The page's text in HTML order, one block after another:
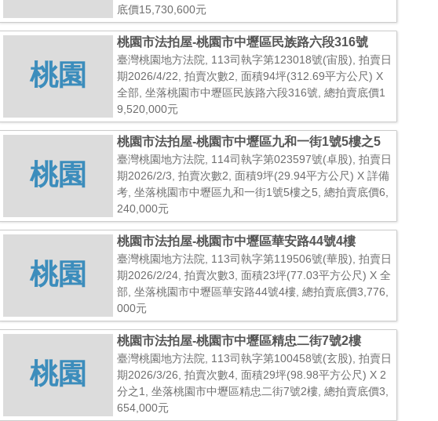
底價15,730,600元
桃園
桃園市法拍屋-桃園市中壢區民族路六段316號
臺灣桃園地方法院, 113司執字第123018號(宙股), 拍賣日
期2026/4/22, 拍賣次數2, 面積94坪(312.69平方公尺) X
全部, 坐落桃園市中壢區民族路六段316號, 總拍賣底價1
9,520,000元
桃園
桃園市法拍屋-桃園市中壢區九和一街1號5樓之5
臺灣桃園地方法院, 114司執字第023597號(卓股), 拍賣日
期2026/2/3, 拍賣次數2, 面積9坪(29.94平方公尺) X 詳備
考, 坐落桃園市中壢區九和一街1號5樓之5, 總拍賣底價6,
240,000元
桃園
桃園市法拍屋-桃園市中壢區華安路44號4樓
臺灣桃園地方法院, 113司執字第119506號(華股), 拍賣日
期2026/2/24, 拍賣次數3, 面積23坪(77.03平方公尺) X 全
部, 坐落桃園市中壢區華安路44號4樓, 總拍賣底價3,776,
000元
桃園
桃園市法拍屋-桃園市中壢區精忠二街7號2樓
臺灣桃園地方法院, 113司執字第100458號(玄股), 拍賣日
期2026/3/26, 拍賣次數4, 面積29坪(98.98平方公尺) X 2
分之1, 坐落桃園市中壢區精忠二街7號2樓, 總拍賣底價3,
654,000元